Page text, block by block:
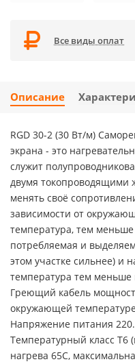
Все виды оплат
Описание
RGD 30-2 (30 Вт/м)
экрана - это
служит
двумя
менять своё
зависимости от
температура, тем
потребляемая и
этом участке сильнее)
температура тем меньше
Греющий кабель
окружающей
Напряжение питания
Температурный класс Т6
нагрева 65С,